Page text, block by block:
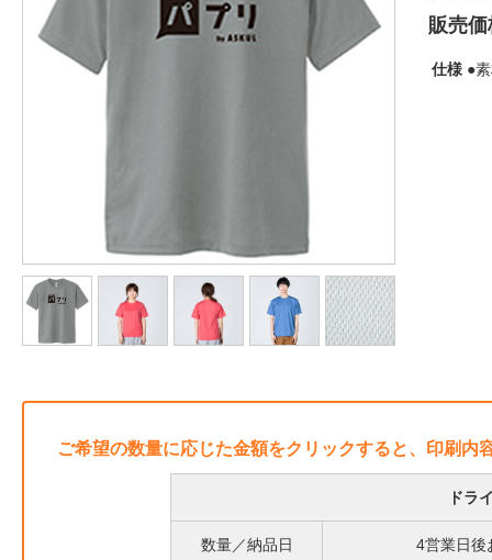
販売価
仕様 ●
ご希望の数量に応じた金額をクリックすると、印刷内
ドラ
数量／納品日 4営業日後